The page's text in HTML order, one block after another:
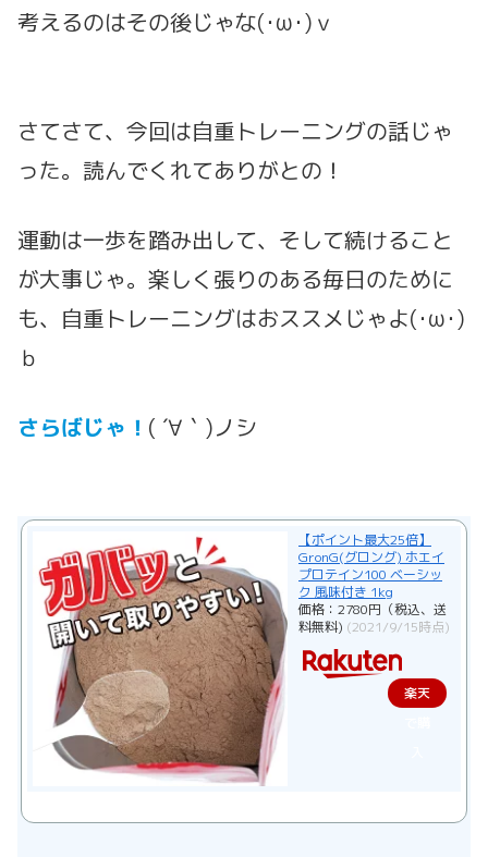
考えるのはその後じゃな(･ω･)ｖ
さてさて、今回は自重トレーニングの話じゃ
った。読んでくれてありがとの！
運動は一歩を踏み出して、そして続けること
が大事じゃ。楽しく張りのある毎日のために
も、自重トレーニングはおススメじゃよ(･ω･)
ｂ
さらばじゃ！ ( ´∀｀)ノシ
【ポイント最大25倍】
GronG(グロング) ホエイ
プロテイン100 ベーシッ
ク 風味付き 1kg
価格：2780円（税込、送
料無料) (2021/9/15時点)
楽天